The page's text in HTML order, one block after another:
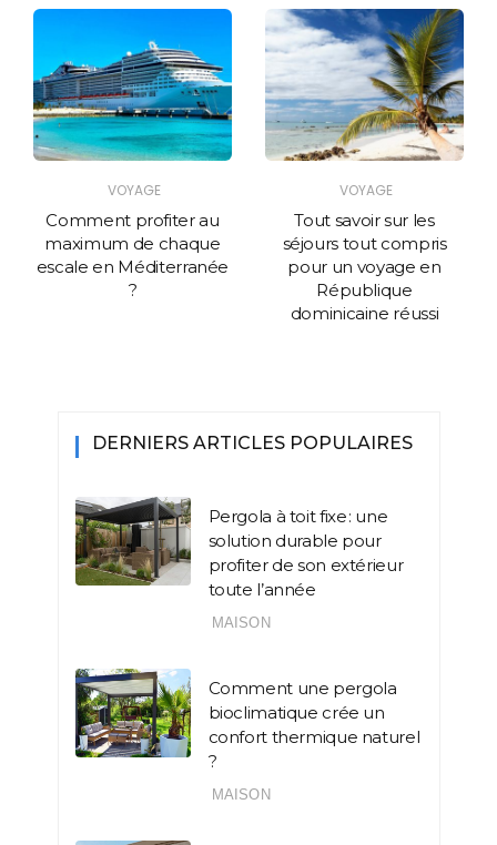
VOYAGE
Comment profiter au
maximum de chaque
escale en Méditerranée
?
VOYAGE
Tout savoir sur les
séjours tout compris
pour un voyage en
République
dominicaine réussi
DERNIERS ARTICLES POPULAIRES
Pergola à toit fixe : une
solution durable pour
profiter de son extérieur
toute l’année
MAISON
Comment une pergola
bioclimatique crée un
confort thermique naturel
?
MAISON